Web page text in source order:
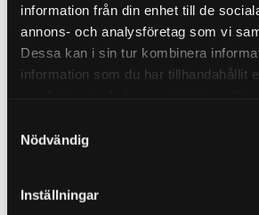
information från din enhet till de
annons- och analysföretag som vi
Dessa kan i sin tur kombinera
information som du har tillhandahållit
Nödvändig
Inställningar
Få optimal väghållning med våra
D2. Eller en av våra grymma
eller sänkfjädrar som ger din bil
tyngdpunkt och därmed en
som en kung. Hur vill du maxa ditt
ledande tillverkande. Hög